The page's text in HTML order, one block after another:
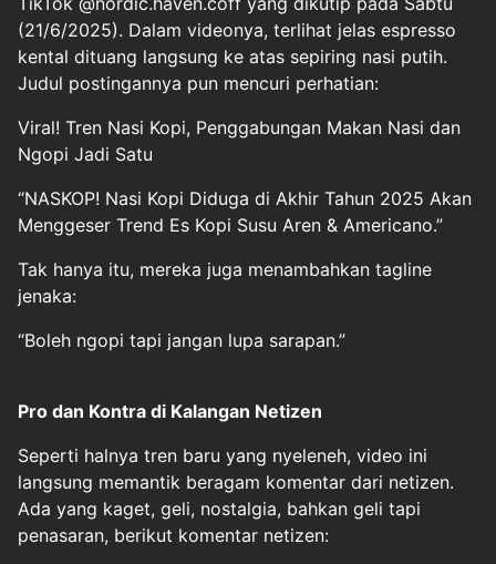
(21/6/2025). Dalam videonya, terlihat jelas espresso
kental dituang langsung ke atas sepiring nasi putih.
Judul postingannya pun mencuri perhatian:
Viral! Tren Nasi Kopi, Penggabungan Makan Nasi dan
Ngopi Jadi Satu
“NASKOP! Nasi Kopi Diduga di Akhir Tahun 2025 Akan
Menggeser Trend Es Kopi Susu Aren & Americano.”
Tak hanya itu, mereka juga menambahkan tagline
jenaka:
“Boleh ngopi tapi jangan lupa sarapan.”
Pro dan Kontra di Kalangan Netizen
Seperti halnya tren baru yang nyeleneh, video ini
langsung memantik beragam komentar dari netizen.
Ada yang kaget, geli, nostalgia, bahkan geli tapi
penasaran, berikut komentar netizen: